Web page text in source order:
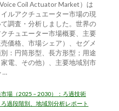
Coil Actuator Market）は
ルアクチュエーター市場の現
調査・分析しました。世界の
チュエーター市場概要、主要
価格、市場シェア）、セグメ
：円筒形型、長方形型；用途
電、その他）、主要地域別市
…
場（2025 – 2030）：ろ過技術
過段階別、地域別分析レポート